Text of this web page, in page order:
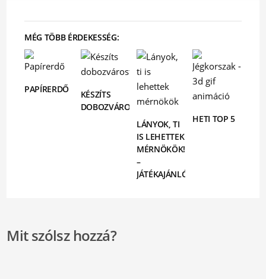
MÉG TÖBB ÉRDEKESSÉG:
PAPÍRERDŐ
KÉSZÍTS
DOBOZVÁROST!
LÁNYOK, TI
IS LEHETTEK
MÉRNÖKÖK!
–
JÁTÉKAJÁNLÓ
HETI TOP 5
Mit szólsz hozzá?